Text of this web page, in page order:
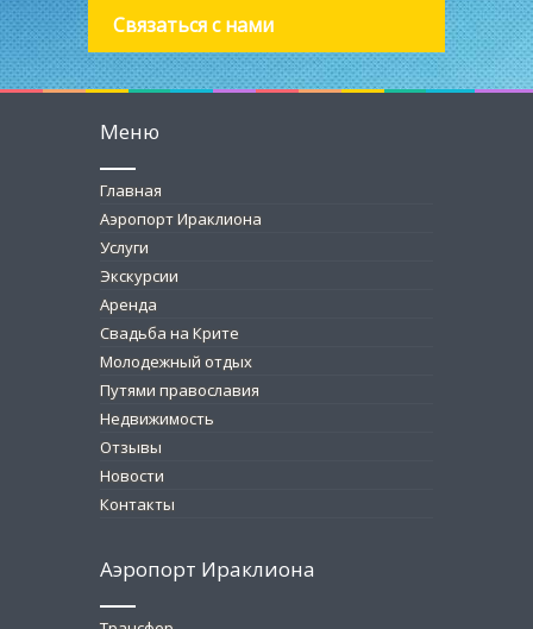
Связаться с нами
Меню
Главная
Аэропорт Ираклиона
Услуги
Экскурсии
Аренда
Свадьба на Крите
Молодежный отдых
Путями православия
Недвижимость
Отзывы
Новости
Контакты
Аэропорт Ираклиона